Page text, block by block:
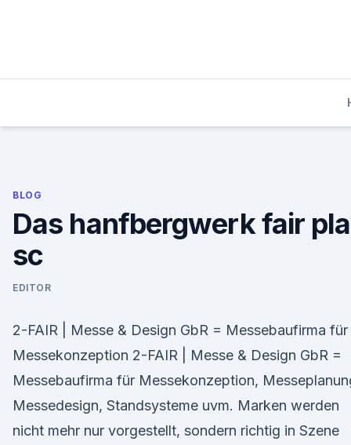
BLOG
Das hanfbergwerk fair
sc
EDITOR
2-FAIR | Messe & Design GbR = Messebaufirma für
Messekonzeption 2-FAIR | Messe & Design GbR =
Messebaufirma für Messekonzeption,
Messedesign, Standsysteme uvm. Marken werden
nicht mehr nur vorgestellt, sondern richtig in Szene